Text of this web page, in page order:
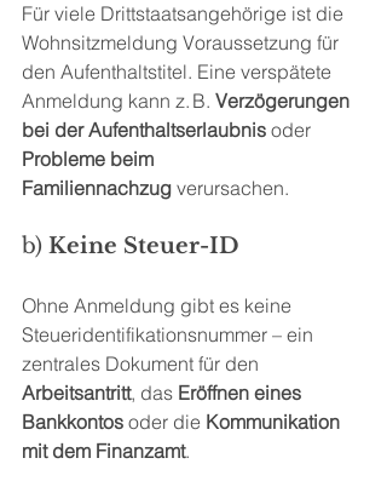
Für viele Drittstaatsangehörige ist die
Wohnsitzmeldung Voraussetzung für
den Aufenthaltstitel. Eine verspätete
Anmeldung kann z. B. Verzögerungen
bei der Aufenthaltserlaubnis oder
Probleme beim
Familiennachzug verursachen.
b) Keine Steuer-ID
Ohne Anmeldung gibt es keine
Steueridentifikationsnummer – ein
zentrales Dokument für den
Arbeitsantritt, das Eröffnen eines
Bankkontos oder die Kommunikation
mit dem Finanzamt.